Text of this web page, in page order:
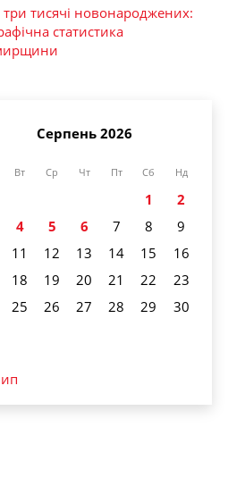
тисячі новонароджених:
статистика
Серпень 2026
Вт Ср Чт Пт Сб Нд
1
2
4 5 6 7 8
9
11 12 13 14 15
16
18 19 20 21 22
23
25 26 27 28 29
30